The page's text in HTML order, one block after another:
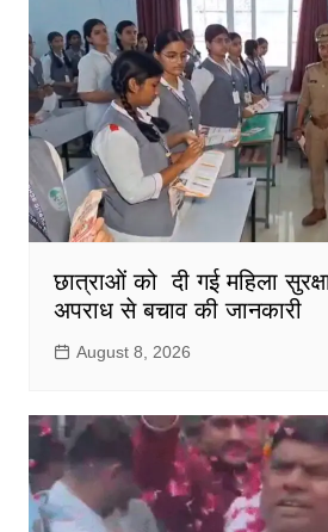
छात्राओं को दी गई महिला
अपराध से बचाव की जानकारी
August 8, 2026